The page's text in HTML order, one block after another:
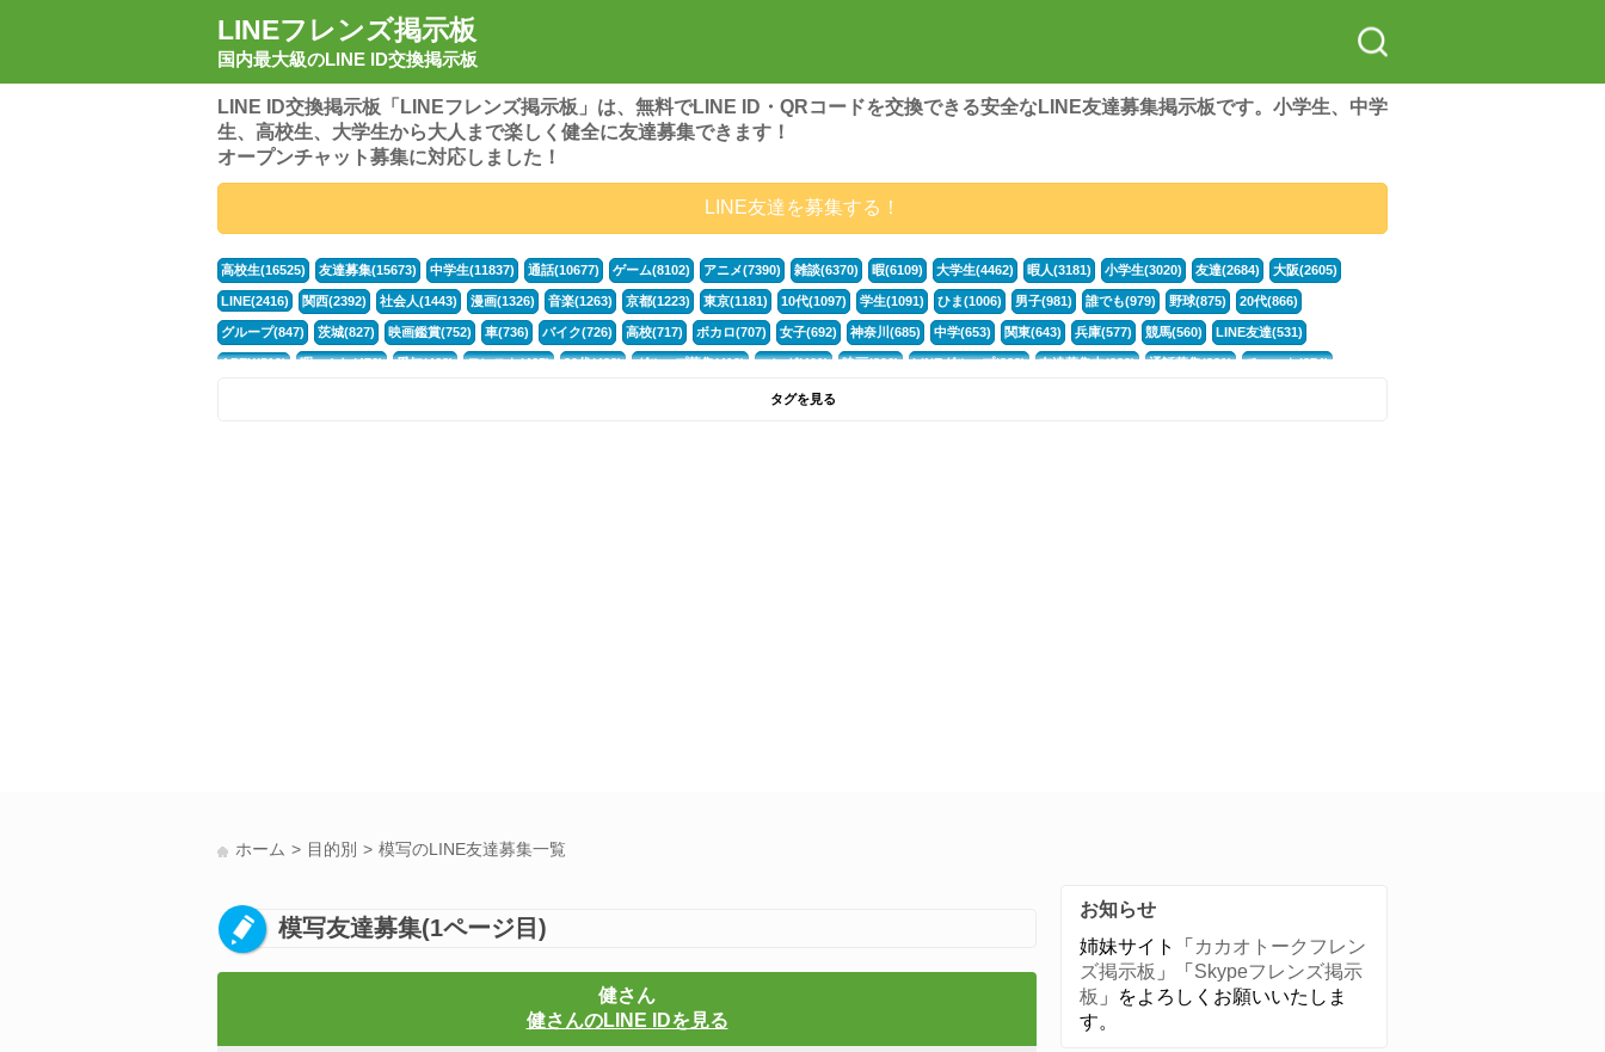
LINEフレンズ掲示板
国内最大級のLINE ID交換掲示板
LINE ID交換掲示板「LINEフレンズ掲示板」は、無料でLINE ID・QRコードを交換できる安全なLINE友達募集掲示板です。小学生、中学
生、高校生、大学生から大人まで楽しく健全に友達募集できます！
オープンチャット募集に対応しました！
LINE友達を募集する！
高校生(16525) 友達募集(15673) 中学生(11837) 通話(10677) ゲーム(8102) アニメ(7390) 雑談(6370) 暇(6109) 大学生(4462) 暇人(3181) 小学生(3020) 友達(2684) 大阪(2605)
LINE(2416) 関西(2392) 社会人(1443) 漫画(1326) 音楽(1263) 京都(1223) 東京(1181) 10代(1097) 学生(1091) ひま(1006) 男子(981) 誰でも(979) 野球(875) 20代(866)
グループ(847) 茨城(827) 映画鑑賞(752) 車(736) バイク(726) 高校(717) ボカロ(707) 女子(692) 神奈川(685) 中学(653) 関東(643) 兵庫(577) 競馬(560) LINE友達(531)
APEX(519) 暇つぶし(476) 愛知(468) モンスト(465) 30代(433) グループ募集(412) マンガ(401) 映画(396) LINEグループ(388) 友達募集中(382) 通話募集(381) チャット(374)
フォートナイト(320)
タグを見る
ホーム 目的別 模写のLINE友達募集一覧
模写友達募集(1ページ目)
健さん
健さんのLINE IDを見る
お知らせ
姉妹サイト「 カカオトークフレン
ズ掲示板 」「 Skypeフレンズ掲示
板 」をよろしくお願いいたしま
す。